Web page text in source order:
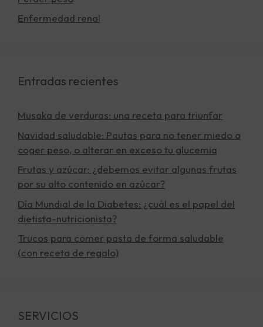
Enfermedad renal
Entradas recientes
Musaka de verduras: una receta para triunfar
Navidad saludable: Pautas para no tener miedo a
coger peso, o alterar en exceso tu glucemia
Frutas y azúcar: ¿debemos evitar algunas frutas
por su alto contenido en azúcar?
Día Mundial de la Diabetes: ¿cuál es el papel del
dietista-nutricionista?
Trucos para comer pasta de forma saludable
(con receta de regalo)
SERVICIOS